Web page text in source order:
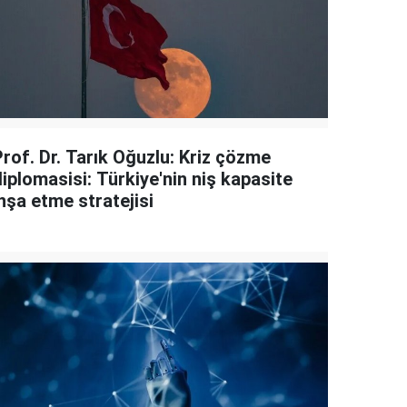
Dr. Tarık Oğuzlu: Kriz çözme
Türkiye'nin niş kapasite
etme stratejisi